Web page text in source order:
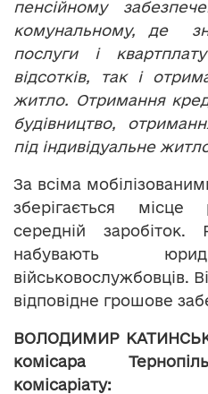
пенсійному
комунальному, де
послуги і
відсотків, так і
житло. Отримання
будівництво,
під індивідуальне
За всіма
зберігається
середній
набувають
військовослужбовців.
відповідне грошове
ВОЛОДИМИР
комісара
комісаріату: